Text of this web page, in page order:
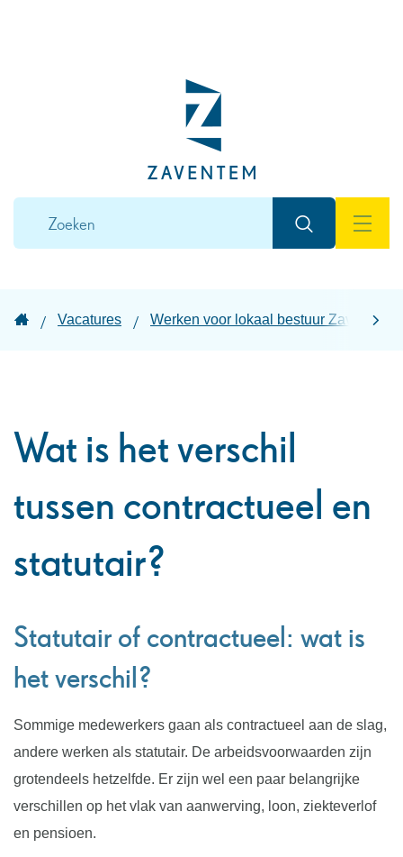
Zaventem
Zoeken
Startpagina
Vacatures Werken voor lokaal bestuur Zaventem
Wat is het verschil
tussen contractueel en
statutair?
Statutair of contractueel: wat is
het verschil?
Sommige medewerkers gaan als contractueel aan de slag,
andere werken als statutair. De arbeidsvoorwaarden zijn
grotendeels hetzelfde. Er zijn wel een paar belangrijke
verschillen op het vlak van aanwerving, loon, ziekteverlof
en pensioen.